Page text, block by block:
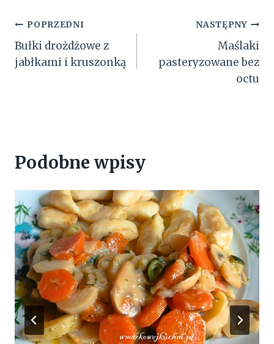
Nawigacja
wpisu
POPRZEDNI
Bułki drożdżowe z
jabłkami i kruszonką
NASTĘPNY
Maślaki
pasteryzowane bez
octu
Podobne wpisy